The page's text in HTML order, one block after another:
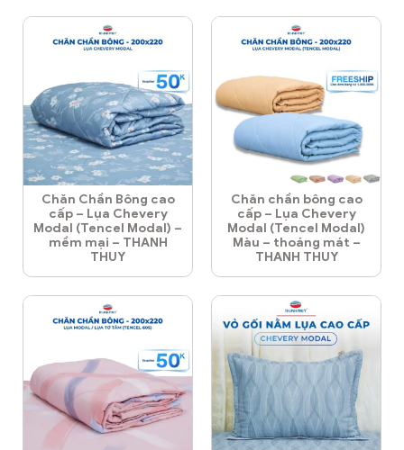
Chăn Chần Bông cao
cấp – Lụa Chevery
Modal (Tencel Modal) –
mềm mại – THANH
THUY
Chăn chần bông cao
cấp – Lụa Chevery
Modal (Tencel Modal)
Màu – thoáng mát –
THANH THUY